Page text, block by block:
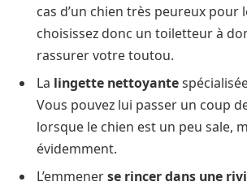
cas d’un chien très peureux pour
choisissez donc un toiletteur à
rassurer votre toutou.
La lingette nettoyante
Vous pouvez lui passer un coup
lorsque le chien est un peu sale,
évidemment.
L’emmenerse rincer dans une